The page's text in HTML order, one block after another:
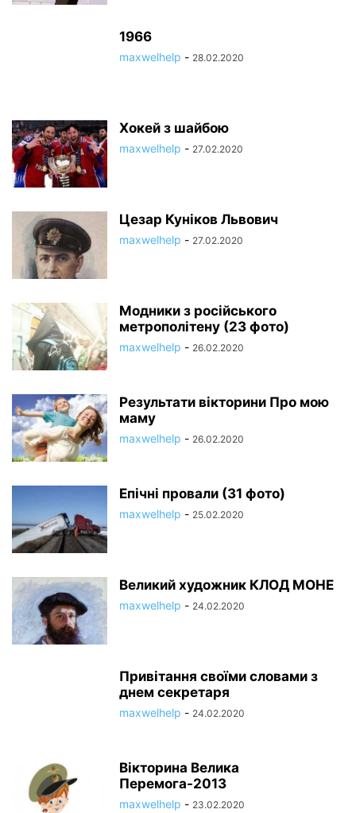
1966
maxwelhelp - 28.02.2020
Хокей з шайбою
maxwelhelp - 27.02.2020
Цезар Куніков Львович
maxwelhelp - 27.02.2020
Модники з російського
метрополітену (23 фото)
maxwelhelp - 26.02.2020
Результати вікторини Про мою
маму
maxwelhelp - 26.02.2020
Епічні провали (31 фото)
maxwelhelp - 25.02.2020
Великий художник КЛОД МОНЕ
maxwelhelp - 24.02.2020
Привітання своїми словами з
днем секретаря
maxwelhelp - 24.02.2020
Вікторина Велика
Перемога-2013
maxwelhelp - 23.02.2020